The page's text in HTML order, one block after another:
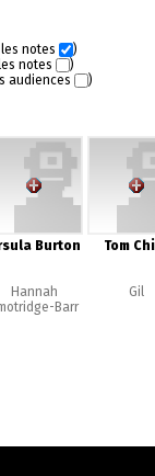
notes
)
notes
)
audiences )
Burton
Hannah
Barr
Tom
Gil